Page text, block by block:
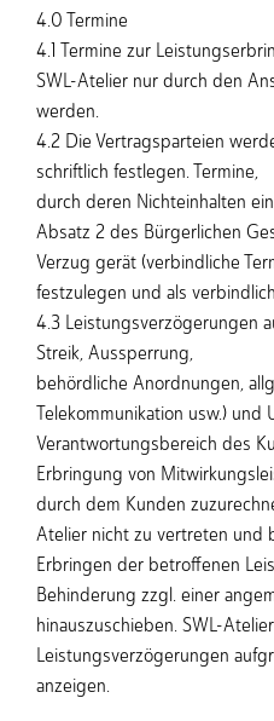
4.0 Termine
4.1 Termine zur
SWL-Atelier nur durch den
werden.
4.2 Die Vertragsparteien
schriftlich festlegen. Termine,
durch deren Nichteinhalten
Absatz 2 des Bürgerlichen
Verzug gerät (verbindliche
festzulegen und als
4.3 Leistungsverzögerungen
Streik, Aussperrung,
behördliche Anordnungen,
Telekommunikation usw.) und
Verantwortungsbereich des
Erbringung von
durch dem Kunden
Atelier nicht zu vertreten und
Erbringen der betroffenen
Behinderung zzgl. einer
hinauszuschieben. SWL-
Leistungsverzögerungen
anzeigen.